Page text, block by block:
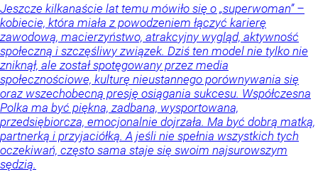
Jeszcze kilkanaście lat temu mówiło się o „superwoman” –
kobiecie, która miała z powodzeniem łączyć karierę
zawodową, macierzyństwo, atrakcyjny wygląd, aktywność
społeczną i szczęśliwy związek. Dziś ten model nie tylko nie
zniknął, ale został spotęgowany przez media
społecznościowe, kulturę nieustannego porównywania się
oraz wszechobecną presję osiągania sukcesu. Współczesna
Polka ma być piękna, zadbana, wysportowana,
przedsiębiorcza, emocjonalnie dojrzała. Ma być dobrą matką,
partnerką i przyjaciółką. A jeśli nie spełnia wszystkich tych
oczekiwań, często sama staje się swoim najsurowszym
sędzią.